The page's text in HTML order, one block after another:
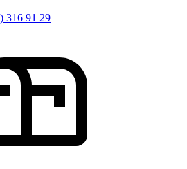
316 91 29